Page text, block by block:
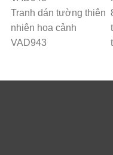
Tranh dán tường thiên
nhiên hoa cảnh
VAD943